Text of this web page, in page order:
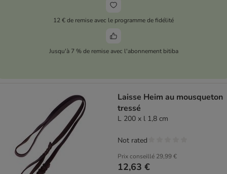
12 € de remise avec le programme de fidélité
Jusqu'à 7 % de remise avec l'abonnement bitiba
Laisse Heim au mousqueton
tressé
L 200 x l 1,8 cm
Prix conseillé 29,99 €
12,63 €
Not rated